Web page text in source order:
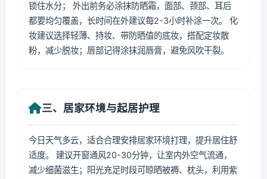
锁住水分； 外出前务必涂抹防晒霜，面部、颈部、耳后
都要均匀覆盖，长时间在外建议每2-3小时补涂一次。 化
妆建议选择轻薄、持妆、带防晒值的底妆，搭配定妆散
粉，减少脱妆；唇部记得涂抹润唇膏，避免风吹干裂。
三、居家环境与起居护理
今日天气多云，适合合理安排居家环境打理，提升居住舒
适度。 建议开窗通风20-30分钟，让室内外空气流通，
减少细菌滋生；阳光充足时段可晾晒被褥、枕头，利用紫